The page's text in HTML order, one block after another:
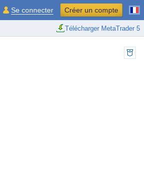
Télécharger MetaTrader 5
Se connecter Créer un compte